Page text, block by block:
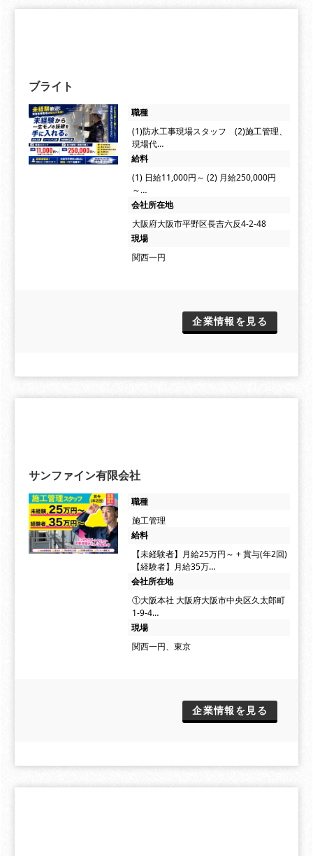
ブライト
職種
(1)防水工事現場スタッフ (2)施工管理、
現場代…
給料
(1) 日給11,000円～ (2) 月給250,000円
～…
会社所在地
大阪府大阪市平野区長吉六反4-2-48
現場
関西一円
企業情報を見る
サンファイン有限会社
職種
施工管理
給料
【未経験者】月給25万円～ + 賞与(年2回)
【経験者】月給35万…
会社所在地
①大阪本社 大阪府大阪市中央区久太郎町
1-9-4…
現場
関西一円、東京
企業情報を見る